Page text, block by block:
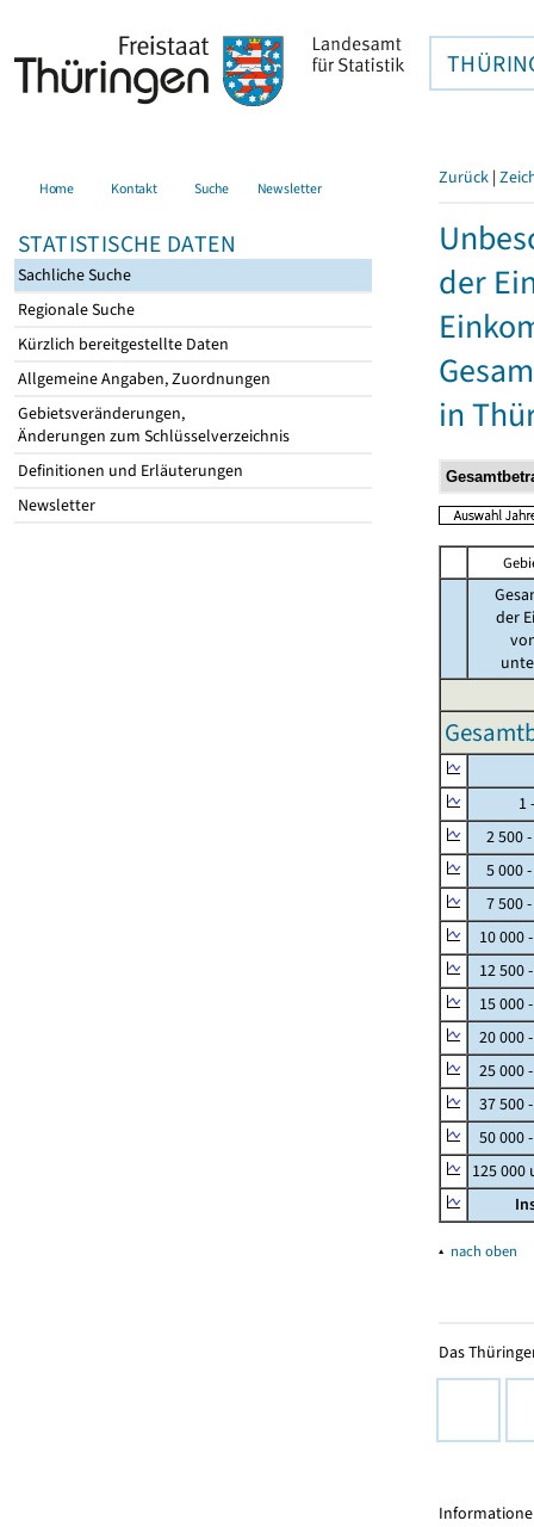
Home Kontakt Suche Newsletter
STATISTISCHE DATEN
Sachliche Suche
Regionale Suche
Kürzlich bereitgestellte Daten
Allgemeine Angaben, Zuordnungen
Gebietsveränderungen,
Änderungen zum Schlüsselverzeichnis
Definitionen und Erläuterungen
Newsletter
Zurück |
der
in
der
1 -
2 500
5 000
7 500
10 000
12 500
15 000
20 000
25 000
37 500
50 000
125
▴ nach oben
Das